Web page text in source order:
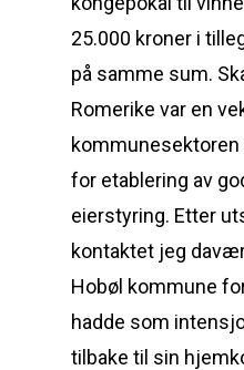
25.000 kroner i
på samme sum.
Romerike var en
for etablering av
eierstyring. Etter
kontaktet jeg
Hobøl kommune
hadde som
tilbake til sin